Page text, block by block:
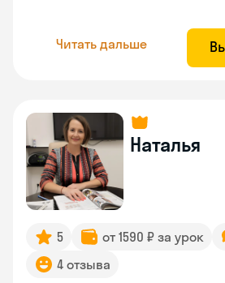
Читать дальше
Наталья
5 от 1590 ₽ за урок
4 отзыва